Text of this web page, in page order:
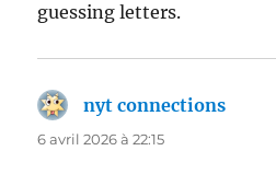
guessing letters.
nyt connections
6 avril 2026 à 22:15